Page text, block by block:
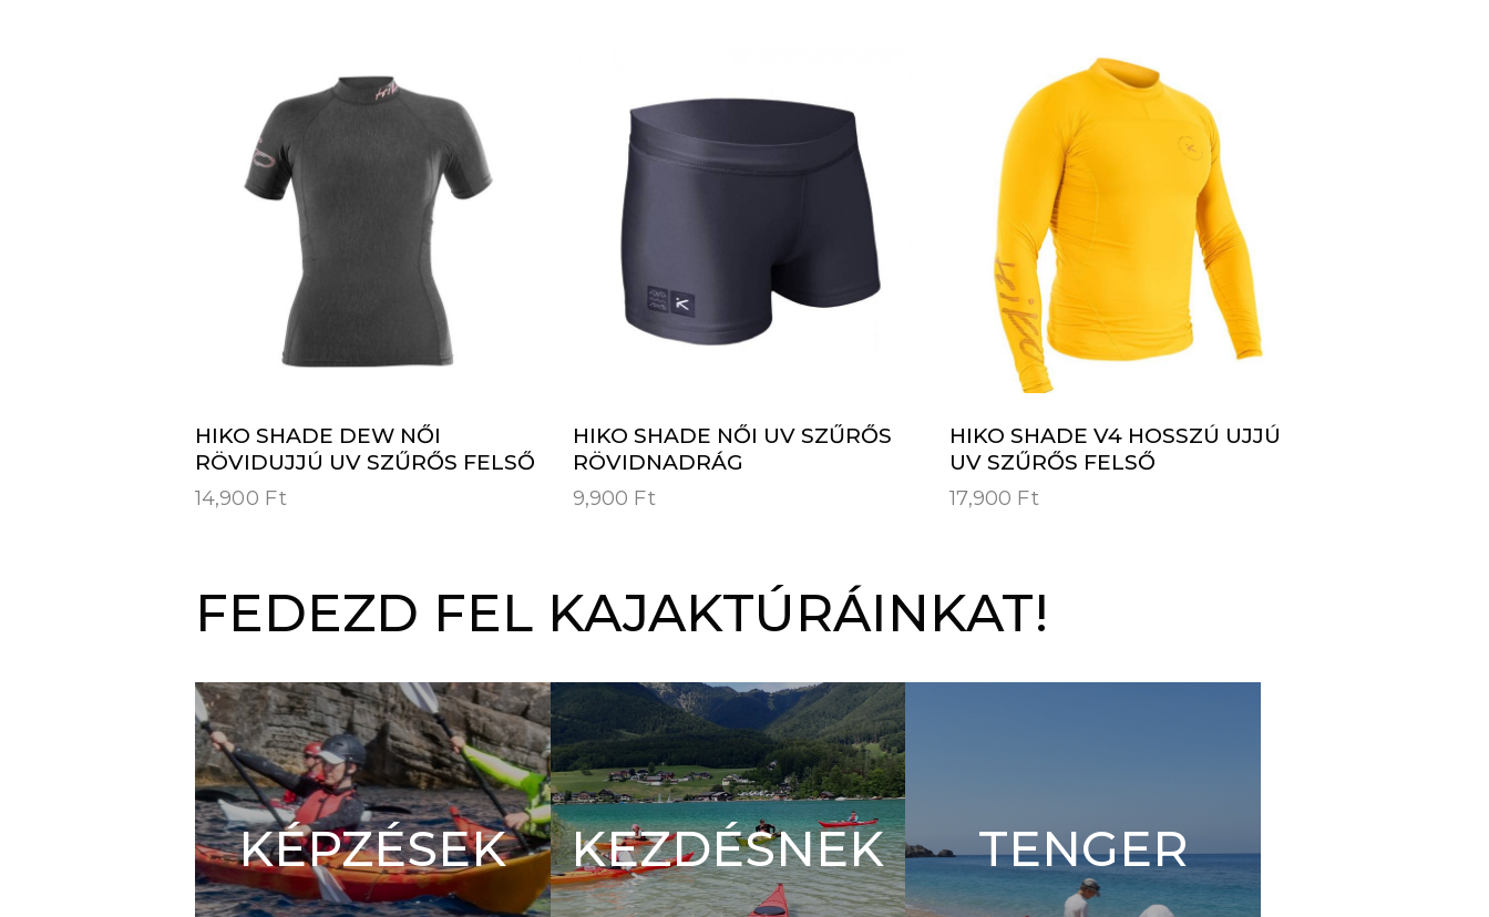
HIKO SHADE DEW NŐI
RÖVIDUJJÚ UV SZŰRŐS FELSŐ
14,900 Ft
HIKO SHADE NŐI UV SZŰRŐS
RÖVIDNADRÁG
9,900 Ft
HIKO SHADE V4 HOSSZÚ UJJÚ
UV SZŰRŐS FELSŐ
17,900 Ft
FEDEZD FEL KAJAKTÚRÁINKAT!
KÉPZÉSEK KEZDÉSNEK TENGER